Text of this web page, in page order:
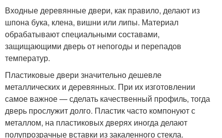
Входные деревянные двери, как правило, делают из
шпона бука, клена, вишни или липы. Материал
обрабатывают специальными составами,
защищающими дверь от непогоды и перепадов
температур.
Пластиковые двери значительно дешевле
металлических и деревянных. При их изготовлении
самое важное — сделать качественный профиль, тогда
дверь прослужит долго. Пластик часто компонуют с
металлом, на пластиковых дверях иногда делают
полупрозрачные вставки из закаленного стекла.